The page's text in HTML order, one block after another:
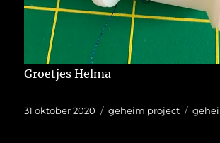
Groetjes Helma
Geplaatst
31 oktober 2020 Categorieën
geheim project Tags